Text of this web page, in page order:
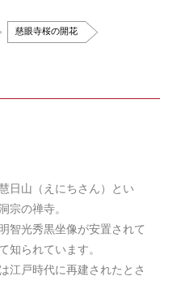
慈眼寺桜の開花
日山（えにちさん）とい
宗の禅寺。
智光秀黒坐像が安置されて
知られています。
江戸時代に再建されたとさ